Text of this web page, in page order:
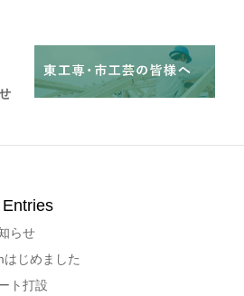
らせ
じめました
ト打設